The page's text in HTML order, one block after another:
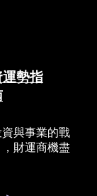
勢指
與事業的戰
財運商機盡